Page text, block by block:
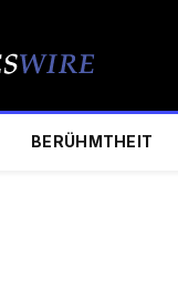
BERÜHMTHEIT